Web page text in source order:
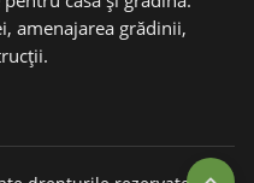
amenajarea grădinii,